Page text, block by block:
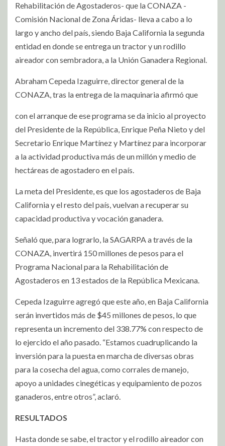
Rehabilitación de Agostaderos- que la CONAZA -
Comisión Nacional de Zona Áridas- lleva a cabo a lo
largo y ancho del país, siendo Baja California la segunda
entidad en donde se entrega un tractor y un rodillo
aireador con sembradora, a la Unión Ganadera Regional.
Abraham Cepeda Izaguirre, director general de la
CONAZA, tras la entrega de la maquinaria afirmó que
con el arranque de ese programa se da inicio al proyecto
del Presidente de la República, Enrique Peña Nieto y del
Secretario Enrique Martínez y Martínez para incorporar
a la actividad productiva más de un millón y medio de
hectáreas de agostadero en el país.
La meta del Presidente, es que los agostaderos de Baja
California y el resto del país, vuelvan a recuperar su
capacidad productiva y vocación ganadera.
Señaló que, para lograrlo, la SAGARPA a través de la
CONAZA, invertirá 150 millones de pesos para el
Programa Nacional para la Rehabilitación de
Agostaderos en 13 estados de la República Mexicana.
Cepeda Izaguirre agregó que este año, en Baja California
serán invertidos más de $45 millones de pesos, lo que
representa un incremento del 338.77% con respecto de
lo ejercido el año pasado. “Estamos cuadruplicando la
inversión para la puesta en marcha de diversas obras
para la cosecha del agua, como corrales de manejo,
apoyo a unidades cinegéticas y equipamiento de pozos
ganaderos, entre otros”, aclaró.
RESULTADOS
Hasta donde se sabe, el tractor y el rodillo aireador con